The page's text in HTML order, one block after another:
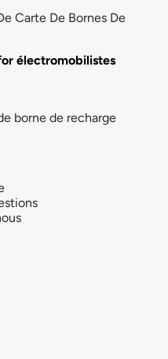
Carte De Bornes De
électromobilistes
borne de recharge